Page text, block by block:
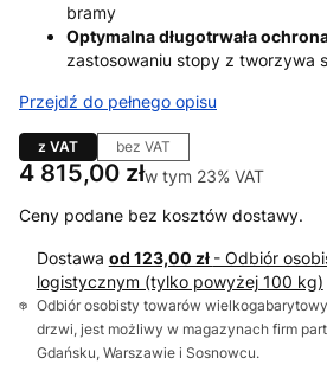
bramy
Optymalna długotrwała
zastosowaniu stopy z tworzywa
Przejdź do pełnego opisu
z VAT bez VAT
Cena
4 815,00 złw tym 23% VAT
w tym 23% VAT
Ceny podane bez kosztów dostawy.
Dostawa od 123,00 zł - Odbiór
logistycznym (tylko powyżej 100 kg)
Odbiór osobisty towarów
drzwi, jest możliwy w magazynach firm
Gdańsku, Warszawie i Sosnowcu.